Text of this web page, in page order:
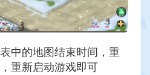
中的地图结束时间，重
重新启动游戏即可